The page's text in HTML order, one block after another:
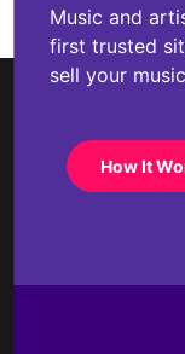
Music and
first trusted
sell your
How It